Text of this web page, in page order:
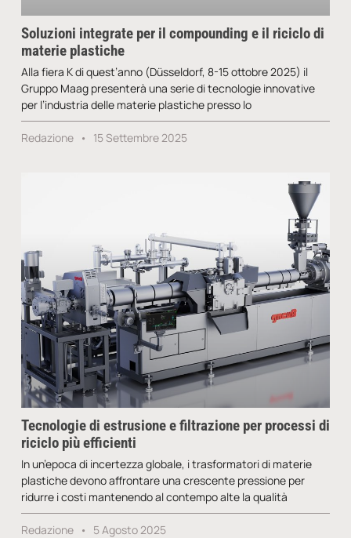
Soluzioni integrate per il compounding e il riciclo di
materie plastiche
Alla fiera K di quest’anno (Düsseldorf, 8-15 ottobre 2025) il
Gruppo Maag presenterà una serie di tecnologie innovative
per l’industria delle materie plastiche presso lo
Redazione 15 Settembre 2025
Tecnologie di estrusione e filtrazione per processi di
riciclo più efficienti
In un’epoca di incertezza globale, i trasformatori di materie
plastiche devono affrontare una crescente pressione per
ridurre i costi mantenendo al contempo alte la qualità
Redazione 5 Agosto 2025